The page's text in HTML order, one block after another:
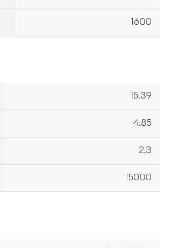
1600
15.39
4.85
2.3
15000